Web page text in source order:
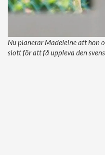
Nu planerar Madeleine att hon
slott för att få uppleva den